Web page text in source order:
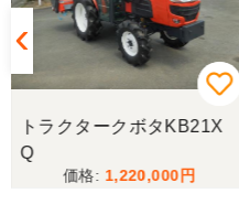
トラクタークボタKB21X
Q
1,220,000